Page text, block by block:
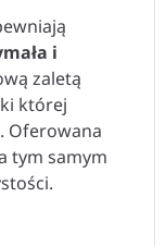
i
zaletą
której
Oferowana
tym samym